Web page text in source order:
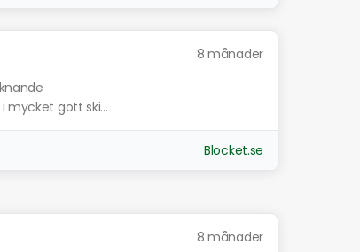
8 månader
mycket gott ski...
Blocket.se
8 månader